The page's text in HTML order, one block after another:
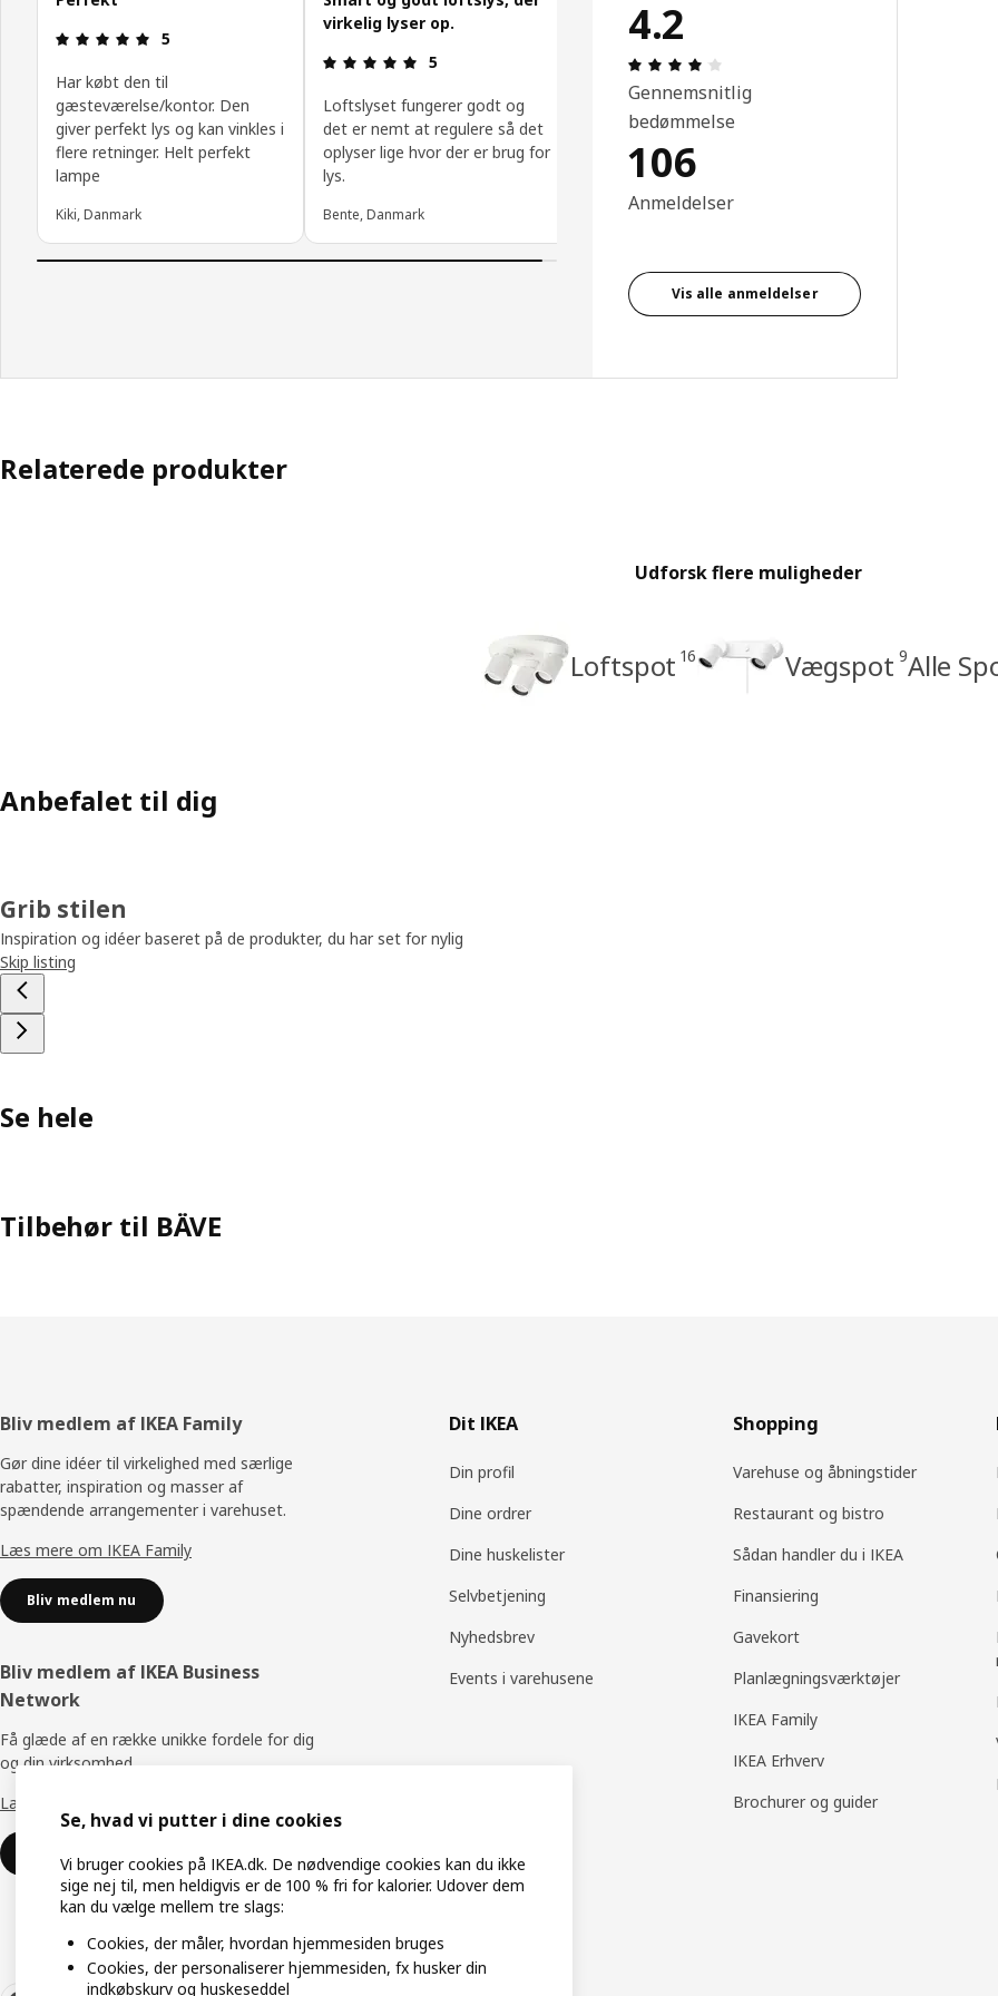
Anmeldelse: 5 Ud af 5 Stjerner.
5
Har købt den til
gæsteværelse/kontor. Den
giver perfekt lys og kan vinkles i
flere retninger. Helt perfekt
lampe
Kiki, Danmark
virkelig lyser op.
Anmeldelse: 5 Ud af 5 Stjerner.
5
Loftslyset fungerer godt og
det er nemt at regulere så det
oplyser lige hvor der er brug for
lys.
Bente, Danmark
4.2
Gennemsnitlig
bedømmelse
106
Anmeldelser
Vis alle anmeldelser
Relaterede produkter
Udforsk flere muligheder
Loftspot 16 Vægspot 9Alle
Anbefalet til dig
Grib stilen
Inspiration og idéer baseret på de produkter, du har set for nylig
Skip listing
Se hele
Tilbehør til BÄVE
Footer
Bliv medlem af IKEA Family
Gør dine idéer til virkelighed med særlige
rabatter, inspiration og masser af
spændende arrangementer i varehuset.
Læs mere om IKEA Family
Bliv medlem nu
Bliv medlem af IKEA Business
Network
Få glæde af en række unikke fordele for dig
og din virksomhed.
Læs mere om IKEA Business Network
Dit IKEA
Din profil
Dine ordrer
Dine huskelister
Selvbetjening
Nyhedsbrev
Events i varehusene
Shopping
Varehuse og åbningstider
Restaurant og bistro
Sådan handler du i IKEA
Finansiering
Gavekort
Planlægningsværktøjer
IKEA Family
IKEA Erhverv
Brochurer og guider
Se, hvad vi putter i dine cookies
Vi bruger cookies på IKEA.dk. De nødvendige cookies kan du ikke
sige nej til, men heldigvis er de 100 % fri for kalorier. Udover dem
kan du vælge mellem tre slags:
Cookies, der måler, hvordan hjemmesiden bruges
Cookies, der personaliserer hjemmesiden, fx husker din
indkøbskurv og huskeseddel